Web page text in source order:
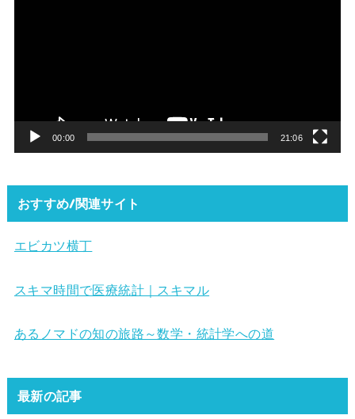
00:00 21:06
おすすめ/関連サイト
エビカツ横丁
スキマ時間で医療統計｜スキマル
あるノマドの知の旅路～数学・統計学への道
最新の記事